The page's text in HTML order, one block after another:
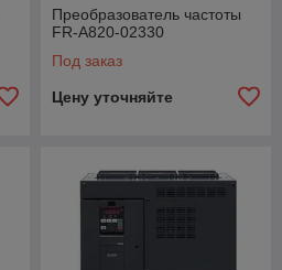
Преобразователь частоты
FR-A820-02330
Под заказ
Цену уточняйте